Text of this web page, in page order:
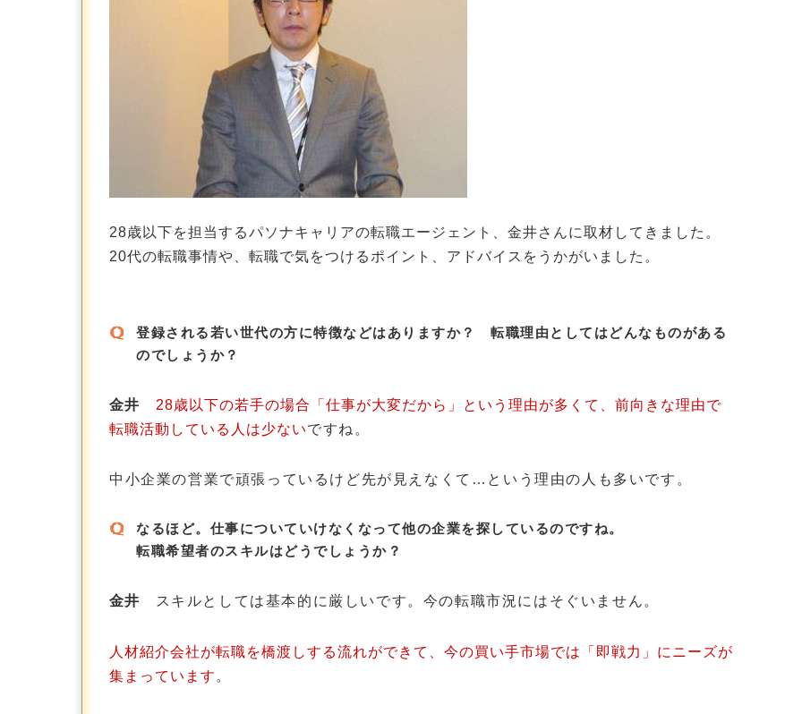
28歳以下を担当するパソナキャリアの転職エージェント、金井さんに取材してきました。
20代の転職事情や、転職で気をつけるポイント、アドバイスをうかがいました。
登録される若い世代の方に特徴などはありますか？ 転職理由としてはどんなものがある
のでしょうか？
金井
28歳以下の若手の場合「仕事が大変だから」という理由が多くて、前向きな理由で
転職活動している人は少ないですね。
中小企業の営業で頑張っているけど先が見えなくて…という理由の人も多いです。
なるほど。仕事についていけなくなって他の企業を探しているのですね。
転職希望者のスキルはどうでしょうか？
金井 スキルとしては基本的に厳しいです。今の転職市況にはそぐいません。
人材紹介会社が転職を橋渡しする流れができて、今の買い手市場では「即戦力」にニーズが
集まっています 。